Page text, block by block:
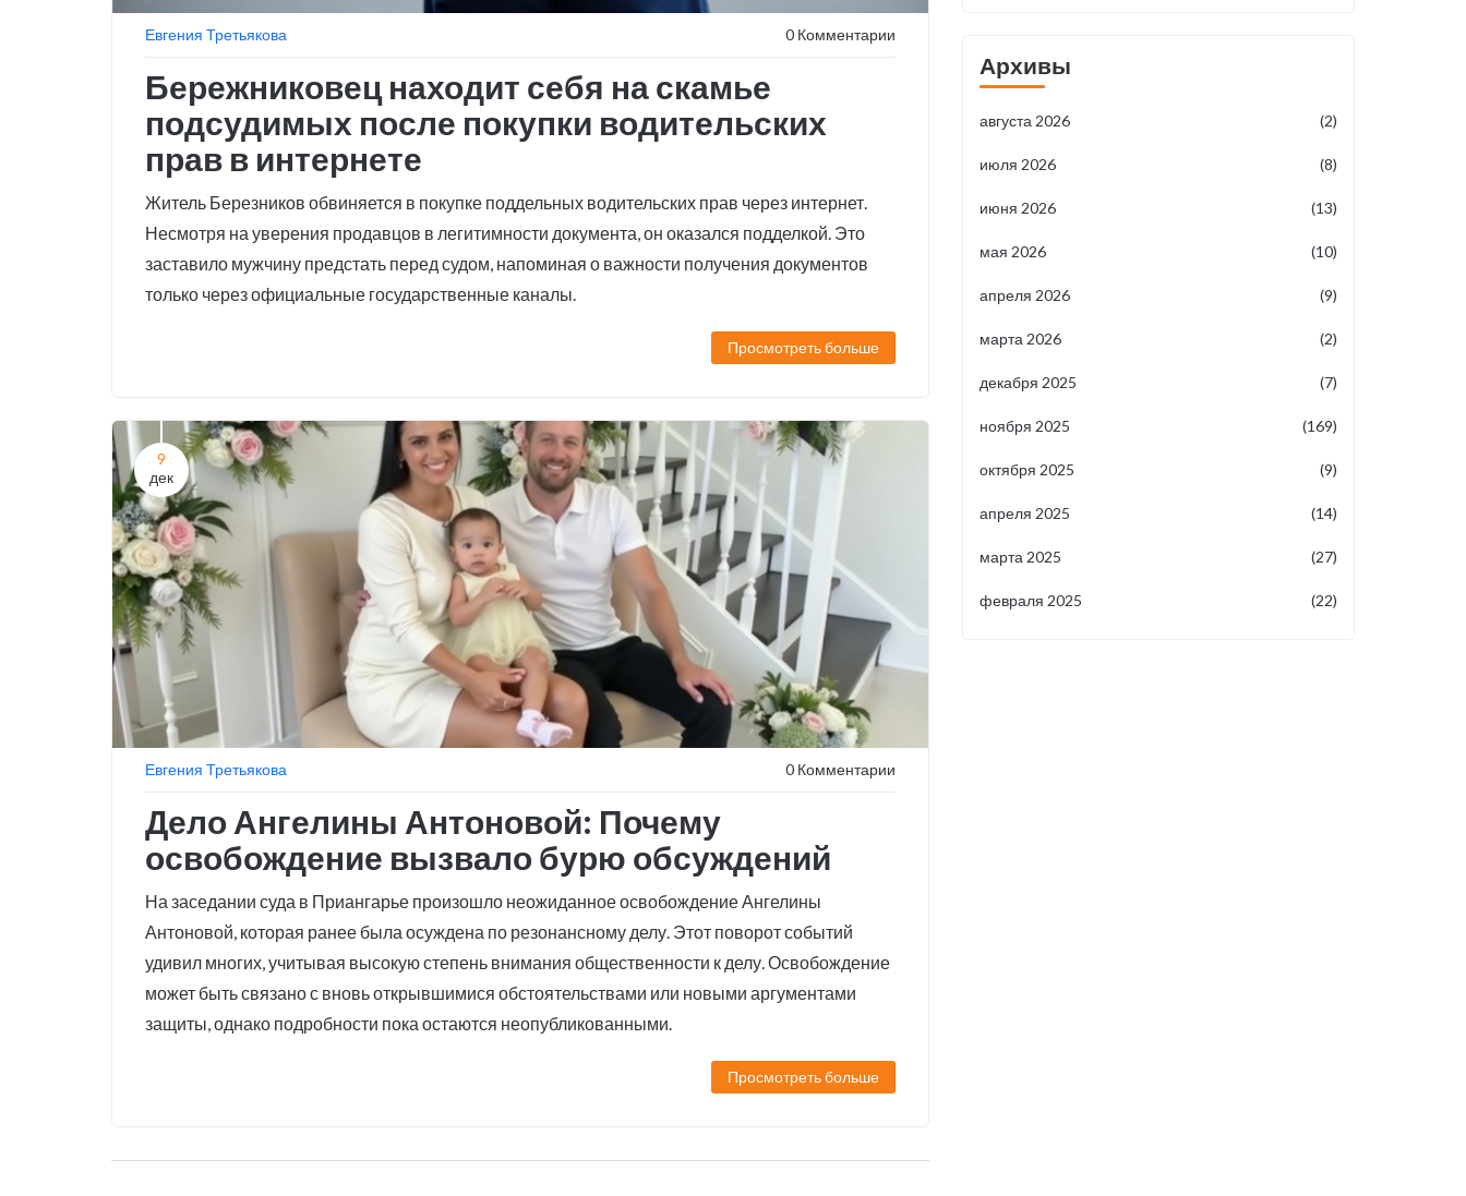
Евгения Третьякова 0 Комментарии
Бережниковец находит себя на скамье
подсудимых после покупки водительских
прав в интернете
Житель Березников обвиняется в покупке поддельных водительских прав через интернет.
Несмотря на уверения продавцов в легитимности документа, он оказался подделкой. Это
заставило мужчину предстать перед судом, напоминая о важности получения документов
только через официальные государственные каналы.
Просмотреть больше
9
дек
Евгения Третьякова 0 Комментарии
Дело Ангелины Антоновой: Почему
освобождение вызвало бурю обсуждений
На заседании суда в Приангарье произошло неожиданное освобождение Ангелины
Антоновой, которая ранее была осуждена по резонансному делу. Этот поворот событий
удивил многих, учитывая высокую степень внимания общественности к делу. Освобождение
может быть связано с вновь открывшимися обстоятельствами или новыми аргументами
защиты, однако подробности пока остаются неопубликованными.
Просмотреть больше
Архивы
августа 2026 (2)
июля 2026 (8)
июня 2026 (13)
мая 2026 (10)
апреля 2026 (9)
марта 2026 (2)
декабря 2025 (7)
ноября 2025 (169)
октября 2025 (9)
апреля 2025 (14)
марта 2025 (27)
февраля 2025 (22)